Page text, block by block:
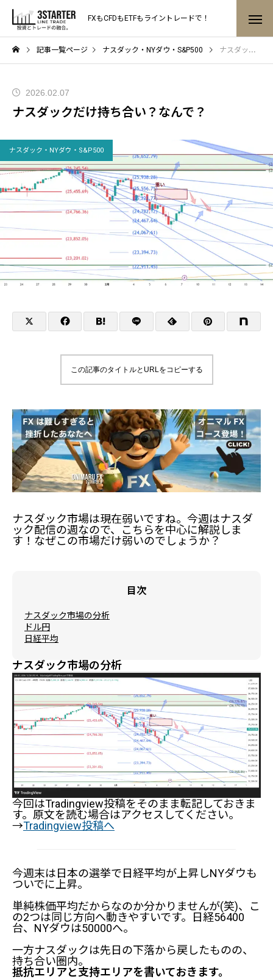
FXもCFDもETFもライントレードで！
記事一覧ページ ナスダック・NYダウ・S&P500 ナスダックだけ持ち合い？なんで？
2026.02.07
ナスダックだけ持ち合い？なんで？
ナスダック・NYダウ・S&P500
この記事のタイトルとURLをコピーする
ナスダック市場は現在弱いですね。今週はナスダ
ック配信の週なので、こちらを中心に解説しま
す！なぜこの市場だけ弱いのでしょうか？
目次
ナスダック市場の分析
ドル円
日経平均
ナスダック市場の分析
今回はTradingview投稿をそのまま転記しておきま
す。原文を読む場合はアクセスしてください。
→Tradingview投稿へ
今週末は日本の選挙で日経平均が上昇しNYダウも
ついでに上昇。
単純株価平均だからなのか分かりませんが(笑)、こ
の2つは同じ方向へ動きやすいです。日経56400
台、NYダウは50000へ。
一方ナスダックは先日の下落から戻したものの、
持ち合い圏内。
抵抗エリアと支持エリアを書いておきます。